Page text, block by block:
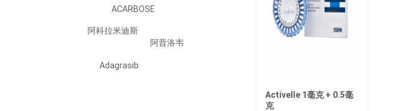
ACARBOSE
阿科拉米迪斯
阿昔洛韦
Adagrasib
Activelle 1毫克 + 0.5毫
克